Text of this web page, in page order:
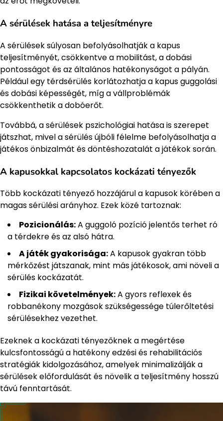
A sérülések hatása a teljesítményre
A sérülések súlyosan befolyásolhatják a kapus
teljesítményét, csökkentve a mobilitást, a dobási
pontosságot és az általános hatékonyságot a pályán.
Például egy térdsérülés korlátozhatja a kapus guggolási
és dobási képességét, míg a vállproblémák
csökkenthetik a dobóerőt.
Továbbá, a sérülések pszichológiai hatása is szerepet
játszhat, mivel a sérülés újbóli félelme befolyásolhatja a
játékos önbizalmát és döntéshozatalát a játékok során.
A kapusokkal kapcsolatos kockázati tényezők
Több kockázati tényező hozzájárul a kapusok körében a
magas sérülési arányhoz. Ezek közé tartoznak:
Pozicionálás:A guggoló pozíció jelentős terhet ró
a térdekre és az alsó hátra.
A játék gyakorisága:A kapusok gyakran több
mérkőzést játszanak, mint más játékosok, ami növeli a
sérülés kockázatát.
Fizikai követelmények:A gyors reflexek és
robbanékony mozgások szükségessége túlerőltetési
sérülésekhez vezethet.
Ezeknek a kockázati tényezőknek a megértése
kulcsfontosságú a hatékony edzési és rehabilitációs
stratégiák kidolgozásához, amelyek minimalizálják a
sérülések előfordulását és növelik a teljesítmény hosszú
távú fenntartását.